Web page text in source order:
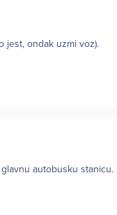
jest, ondak uzmi voz).
autobusku stanicu.